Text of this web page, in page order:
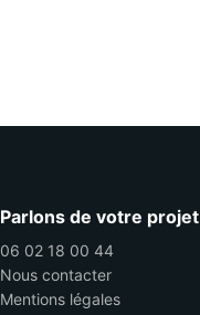
Parlons de votre projet
06 02 18 00 44
Nous contacter
Mentions légales